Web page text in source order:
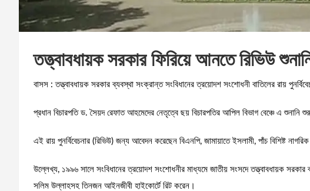
তত্ত্বাবধায়ক সরকার ফিরিয়ে আনতে রিভিউ
বাসস : তত্ত্বাবধায়ক সরকার ব্যবস্থা সংক্রান্ত সংবিধানের ত্রয়োদশ সংশোধনী বাতিলের রায়
প্রধান বিচারপতি ড. সৈয়দ রেফাত আহমেদের নেতৃত্বে ছয় বিচারপতির আপিল বিভাগ বেঞ্চে এ শুনানি
এই রায় পুনর্বিবেচনার (রিভিউ) জন্য আবেদন করেছেন বিএনপি, জামায়াতে ইসলামী, পাঁচ বিশিষ্ট
উল্লেখ্য, ১৯৯৬ সালে সংবিধানের ত্রয়োদশ সংশোধনীর মাধ্যমে জাতীয় সংসদে তত্ত্বাবধায়ক
সলিম উল্লাহসহ তিনজন আইনজীবী হাইকোর্টে রিট করেন।